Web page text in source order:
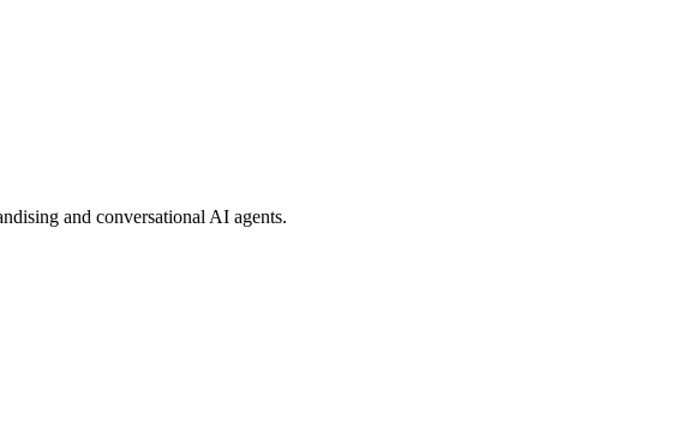
and conversational AI agents.